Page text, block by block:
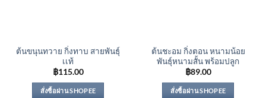
ต้นขนุนทวาย กิ่งทาบ สายพันธุ์
เเท้
฿115.00
สั่งซื้อผ่าน SHOPEE
ต้นชะอม กิ่งตอน หนามน้อย
พันธุ์หนามสั้น พร้อมปลูก
฿89.00
สั่งซื้อผ่าน SHOPEE